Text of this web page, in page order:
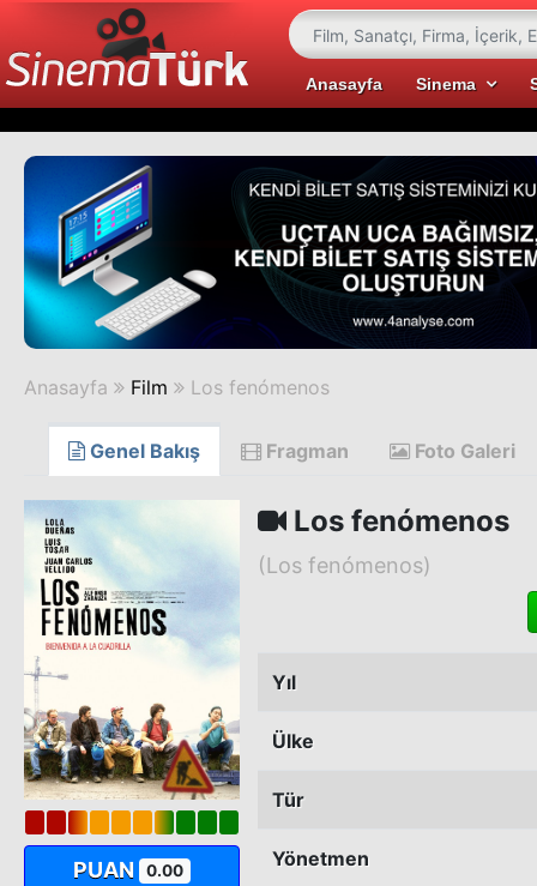
Anasayfa Sinema
Anasayfa Film Los fenómenos
Genel Bakış Fragman Foto Galeri
PUAN 0.00
Los fenómenos
(Los fenómenos)
Yıl
Ülke
Tür
Yönetmen